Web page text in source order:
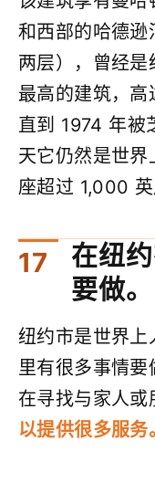
和西部的哈德
两层），曾经
最高的建筑，高
直到 1974 年被
天它仍然是世
座超过 1,000 英
在纽
要做。
纽约市是世界上
里有很多事情
在寻找与家人或
以提供很多服务